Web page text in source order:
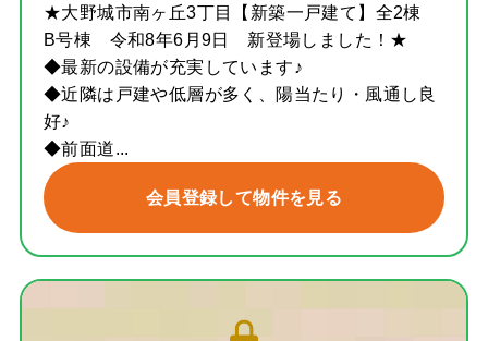
★大野城市南ヶ丘3丁目【新築一戸建て】全2棟
B号棟 令和8年6月9日 新登場しました！★
◆最新の設備が充実しています♪
◆近隣は戸建や低層が多く、陽当たり・風通し良
好♪
◆前面道...
会員登録して物件を見る